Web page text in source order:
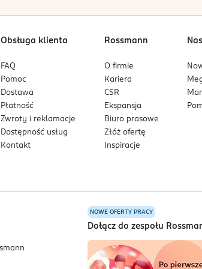
Obsługa klienta
FAQ
Pomoc
Dostawa
Płatność
Zwroty i reklamacje
Dostępność usług
Kontakt
Rossmann
O firmie
Kariera
CSR
Ekspansja
Biuro prasowe
Złóż ofertę
Inspiracje
NOWE OFERTY PRACY
Dołącz do zespołu